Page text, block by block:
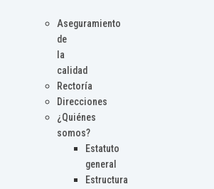
Aseguramiento
de
la
calidad
Rectoría
Direcciones
¿Quiénes
somos?
Estatuto
general
Estructura